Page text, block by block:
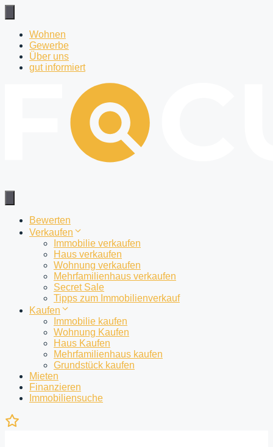
Zum
Inhalt
springenWohnen
Gewerbe
Über uns
gut informiert
Bewerten
Verkaufen
Immobilie verkaufen
Haus verkaufen
Wohnung verkaufen
Mehrfamilienhaus verkaufen
Secret Sale
Tipps zum Immobilienverkauf
Kaufen
Immobilie kaufen
Wohnung Kaufen
Haus Kaufen
Mehrfamilienhaus kaufen
Grundstück kaufen
Mieten
Finanzieren
Immobiliensuche